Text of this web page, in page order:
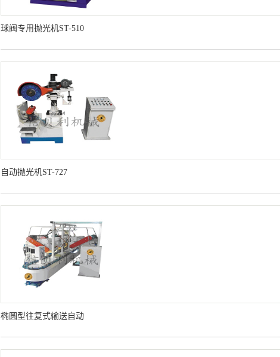
球阀专用抛光机ST-510
自动抛光机ST-727
椭圆型往复式输送自动